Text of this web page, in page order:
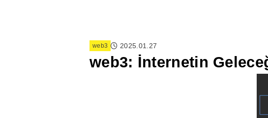
web3 2025.01.27
web3: İnternetin